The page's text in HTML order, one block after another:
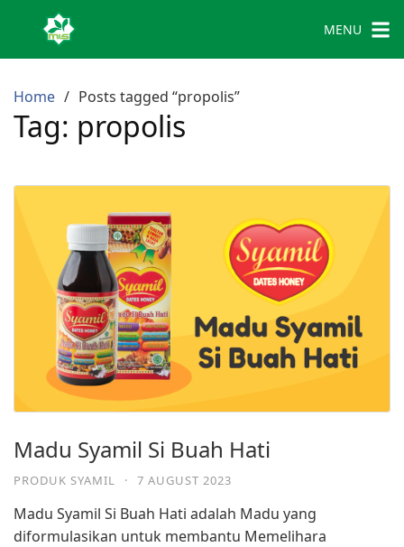
MENU
Home Posts tagged “propolis”
Tag: propolis
Madu Syamil Si Buah Hati
PRODUK SYAMIL · 7 AUGUST 2023
Madu Syamil Si Buah Hati adalah Madu yang
diformulasikan untuk membantu Memelihara